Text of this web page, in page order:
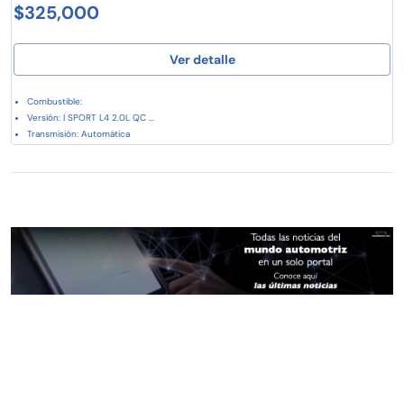
$325,000
Ver detalle
Combustible:
Versión: I SPORT L4 2.0L QC ...
Transmisión: Automática